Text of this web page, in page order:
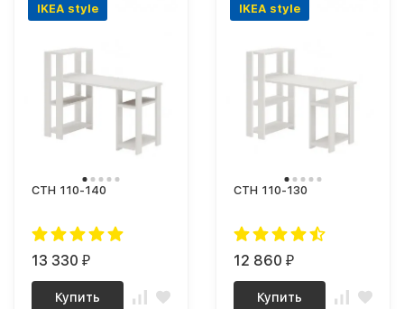
IKEA style
СТН 110-140
13 330 ₽
Купить
IKEA style
СТН 110-130
12 860 ₽
Купить